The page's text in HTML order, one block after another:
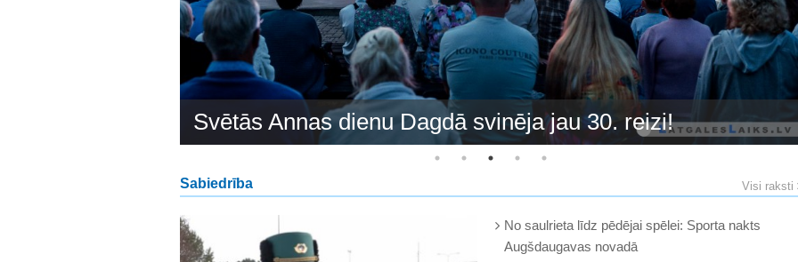
Svētās Annas dienu Dagdā svinēja jau 30. reizi!
Visi raksti
Sabiedrība
No saulrieta līdz pēdējai spēlei: Sporta nakts
Augšdaugavas novadā